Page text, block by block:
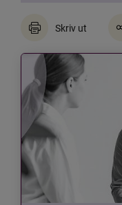
Skriv ut